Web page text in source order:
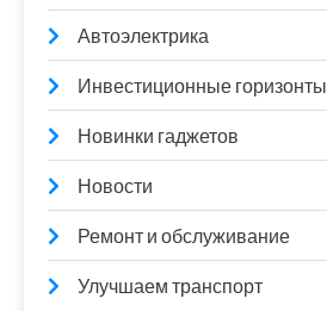
Автоэлектрика
Инвестиционные горизонты
Новинки гаджетов
Новости
Ремонт и обслуживание
Улучшаем транспорт